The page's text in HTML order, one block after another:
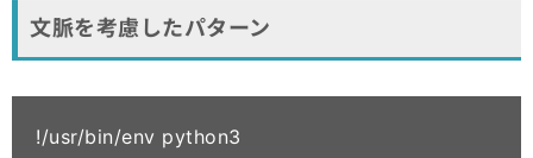
文脈を考慮したパターン
!/usr/bin/env python3